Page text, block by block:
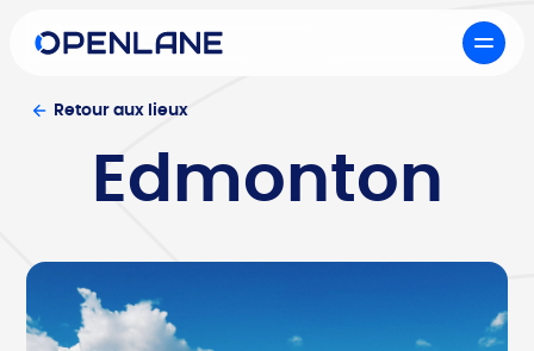
Retour aux lieux
Edmonton